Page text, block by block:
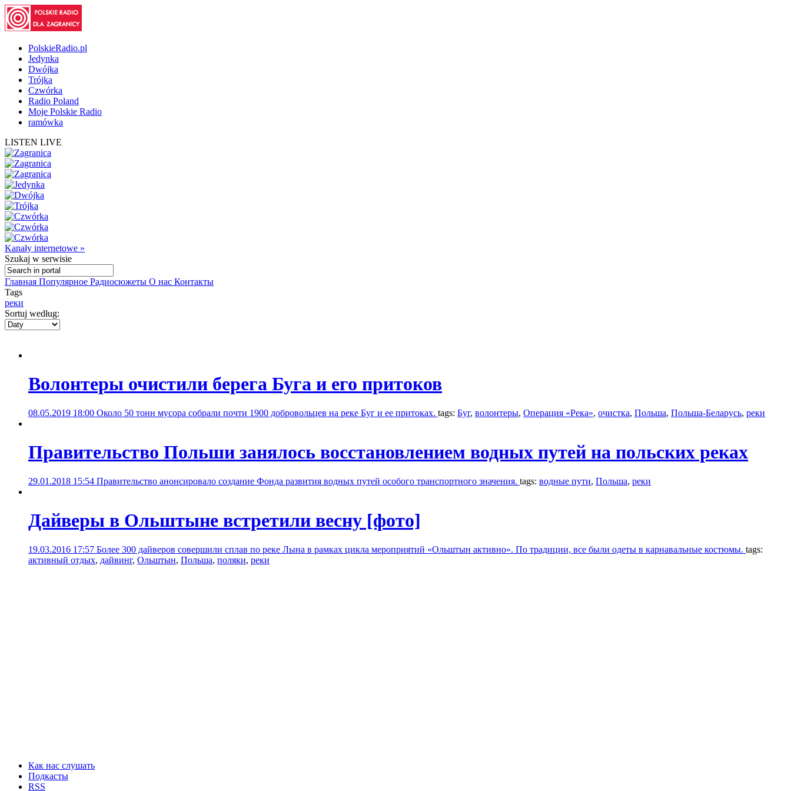
PolskieRadio.pl
Jedynka
Dwójka
Trójka
Czwórka
Radio Poland
Moje Polskie Radio
ramówka
LISTEN LIVE
Kanały internetowe »
Szukaj w serwisie
Главная Популярное Радиосюжеты О нас Контакты
Tags
реки
Sortuj według:
Волонтеры очистили берега Буга и его притоков
08.05.2019 18:00 Около 50 тонн мусора собрали почти 1900 добровольцев на реке Буг и ее притоках. tags: Буг, волонтеры, Операция «Река», очистка, Польша, Польша-Беларусь, реки
Правительство Польши занялось восстановлением водных путей на польских реках
29.01.2018 15:54 Правительство анонсировало создание Фонда развития водных путей особого транспортного значения. tags: водные пути, Польша, реки
Дайверы в Ольштыне встретили весну [фото]
19.03.2016 17:57 Более 300 дайверов совершили сплав по реке Лына в рамках цикла мероприятий «Ольштын активно». По традиции, все были одеты в карнавальные костюмы. tags:
активный отдых, дайвинг, Ольштын, Польша, поляки, реки
Как нас слушать
Подкасты
RSS